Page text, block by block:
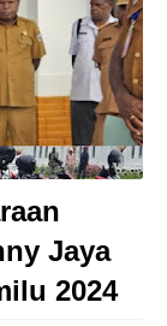
Jaya
2024